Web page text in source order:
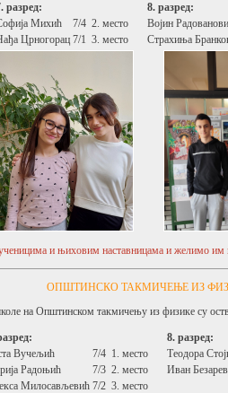
разред:
8. разред:
Михић
7/4 2. место
Војин
Црногорац 7/1 3. место Страхиња
и њиховим наставницама и желимо
ОПШТИНСКО ТАКМИЧЕЊЕ ИЗ
на Општинском такмичењу из физике су
8. разред:
Вучељић
7/4 1. место
Теодора
Радоњић
7/3 2. место
Иван
Милосављевић 7/2 3. место